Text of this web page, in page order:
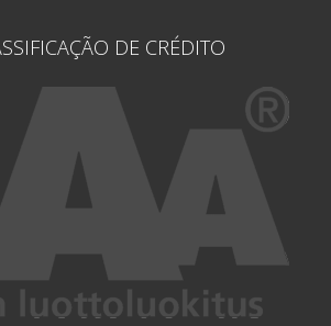
DE CRÉDITO